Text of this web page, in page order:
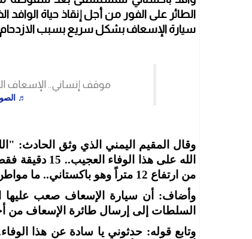
الطائر على الفور من أجل إنقاذ حياة
سيارة الإسعاف بشكل سريع بسبب الازدحام
موقف إنساني.. الإسعاف
♬
وقال المقيم اليمني الذي وثق الحادث:
الله على هذا
من ارتفاع 12 متراً وهو باكستاني.. ما مواطن ما وزير ما أمير ولا مسؤول ولا تاجر".
وأضاف: أن سيارة الإسعاف صعب عليها
السلطات إلى إرسال طائرة الإسعاف من
وتابع قوله: حدثوني يا سادة عن هذا